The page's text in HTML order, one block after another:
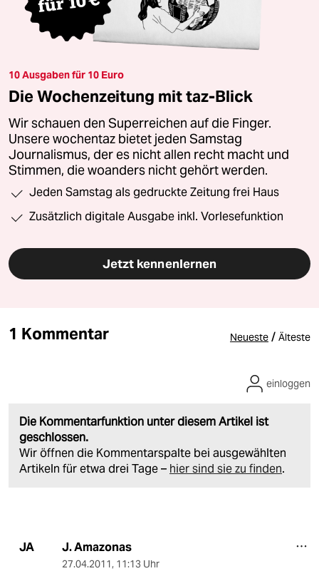
10 Ausgaben für 10 Euro
Die Wochenzeitung mit taz-Blick
Wir schauen den Superreichen auf die Finger.
Unsere wochentaz bietet jeden Samstag
Journalismus, der es nicht allen recht macht und
Stimmen, die woanders nicht gehört werden.
Jeden Samstag als gedruckte Zeitung frei Haus
Zusätzlich digitale Ausgabe inkl. Vorlesefunktion
Jetzt kennenlernen
1 Kommentar Neueste / Älteste
Die Kommentarfunktion unter diesem Artikel ist
geschlossen.
Wir öffnen die Kommentarspalte bei ausgewählten
Artikeln für etwa drei Tage – hier sind sie zu finden.
einloggen
JA J. Amazonas
27.04.2011, 11:13 Uhr